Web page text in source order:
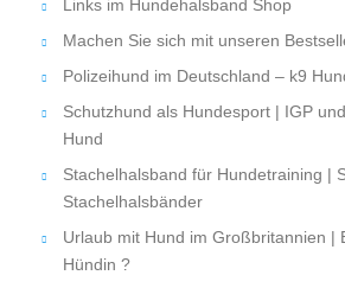
Links im Hundehalsband Shop
Machen Sie sich mit unseren
Polizeihund im Deutschland – k9
Schutzhund als Hundesport | IGP
Hund
Stachelhalsband für Hundetraining |
Stachelhalsbänder
Urlaub mit Hund im Großbritannien |
Hündin ?